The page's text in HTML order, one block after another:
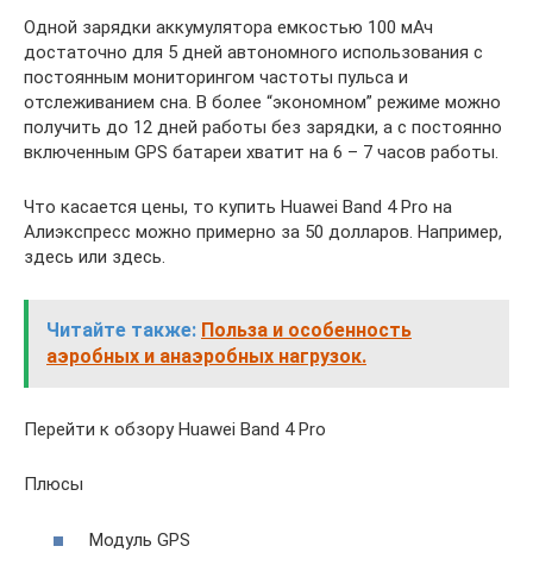
Одной зарядки аккумулятора емкостью 100 мАч
достаточно для 5 дней автономного использования с
постоянным мониторингом частоты пульса и
отслеживанием сна. В более “экономном” режиме можно
получить до 12 дней работы без зарядки, а с постоянно
включенным GPS батареи хватит на 6 – 7 часов работы.
Что касается цены, то купить Huawei Band 4 Pro на
Алиэкспресс можно примерно за 50 долларов. Например,
здесь или здесь.
Читайте также: Польза и особенность
аэробных и анаэробных нагрузок.
Перейти к обзору Huawei Band 4 Pro
Плюсы
Модуль GPS